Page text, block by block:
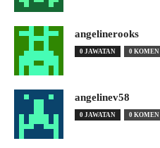
angelinerooks
0 JAWATAN 0 KOMEN
angelinev58
0 JAWATAN 0 KOMEN